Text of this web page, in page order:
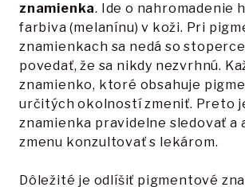
znamienka. Ide o nahromadenie
farbiva (melanínu) v koži. Pri
znamienkach sa nedá so
povedať, že sa nikdy nezvrhnú.
znamienko, ktoré obsahuje
určitých okolností zmeniť. Preto
znamienka pravidelne sledovať a
zmenu konzultovať s lekárom.
Dôležité je odlíšiť pigmentové